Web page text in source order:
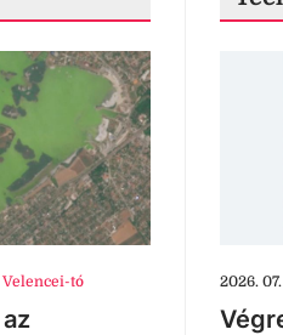
Velencei-tó 2026.